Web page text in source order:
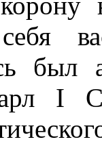
себя
был
I